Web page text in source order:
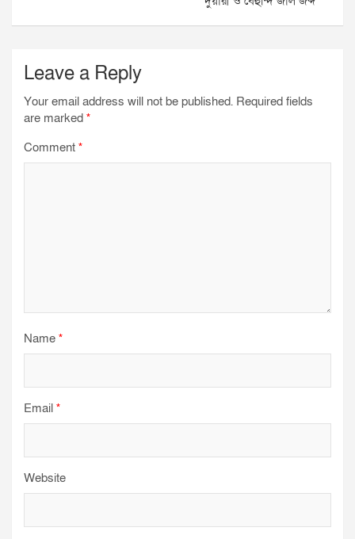
Leave a Reply
Your email address will not be published. Required fields
are marked *
Comment *
Name *
Email *
Website